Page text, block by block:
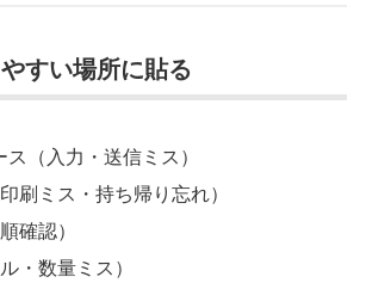
すい場所に貼る
（入力・送信ミス）
刷ミス・持ち帰り忘れ）
確認）
・数量ミス）